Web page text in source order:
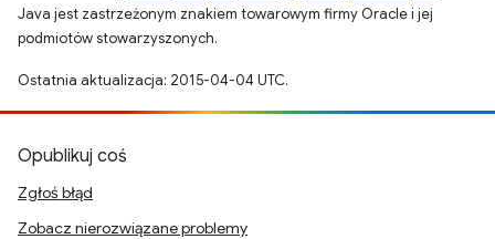
Java jest zastrzeżonym znakiem towarowym firmy Oracle i jej
podmiotów stowarzyszonych.
Ostatnia aktualizacja: 2015-04-04 UTC.
Opublikuj coś
Zgłoś błąd
Zobacz nierozwiązane problemy